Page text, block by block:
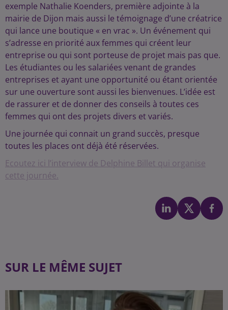
exemple Nathalie Koenders, première adjointe à la
mairie de Dijon mais aussi le témoignage d’une créatrice
qui lance une boutique « en vrac ». Un événement qui
s’adresse en priorité aux femmes qui créent leur
entreprise ou qui sont porteuse de projet mais pas que.
Les étudiantes ou les salariées venant de grandes
entreprises et ayant une opportunité ou étant orientée
sur une ouverture sont aussi les bienvenues. L’idée est
de rassurer et de donner des conseils à toutes ces
femmes qui ont des projets divers et variés.
Une journée qui connait un grand succès, presque
toutes les places ont déjà été réservées.
Ecoutez ici l’interview de Delphine Billet qui organise
cette journée.
SUR LE MÊME SUJET